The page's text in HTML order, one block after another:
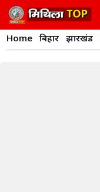
Skip
to
content
Home बिहार झारखंड